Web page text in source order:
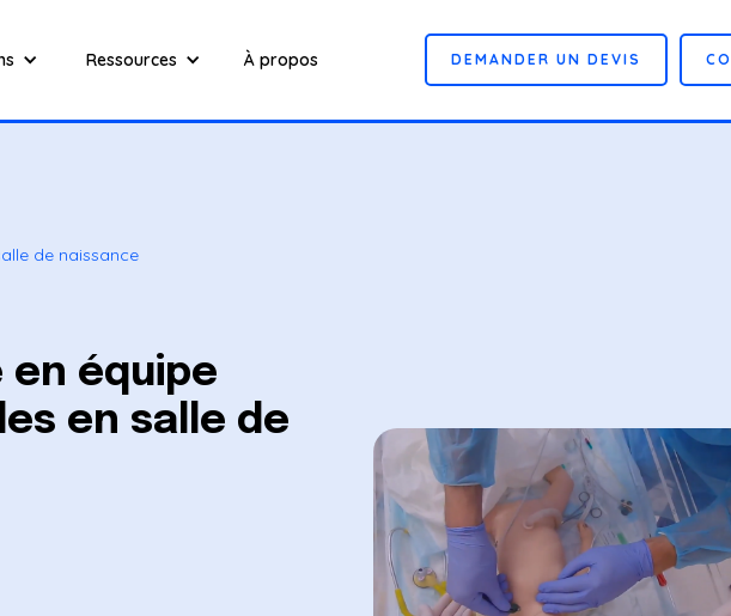
Ressources À propos DE MANDE R UN DE VIS CO
de naissance
en équipe
en salle de